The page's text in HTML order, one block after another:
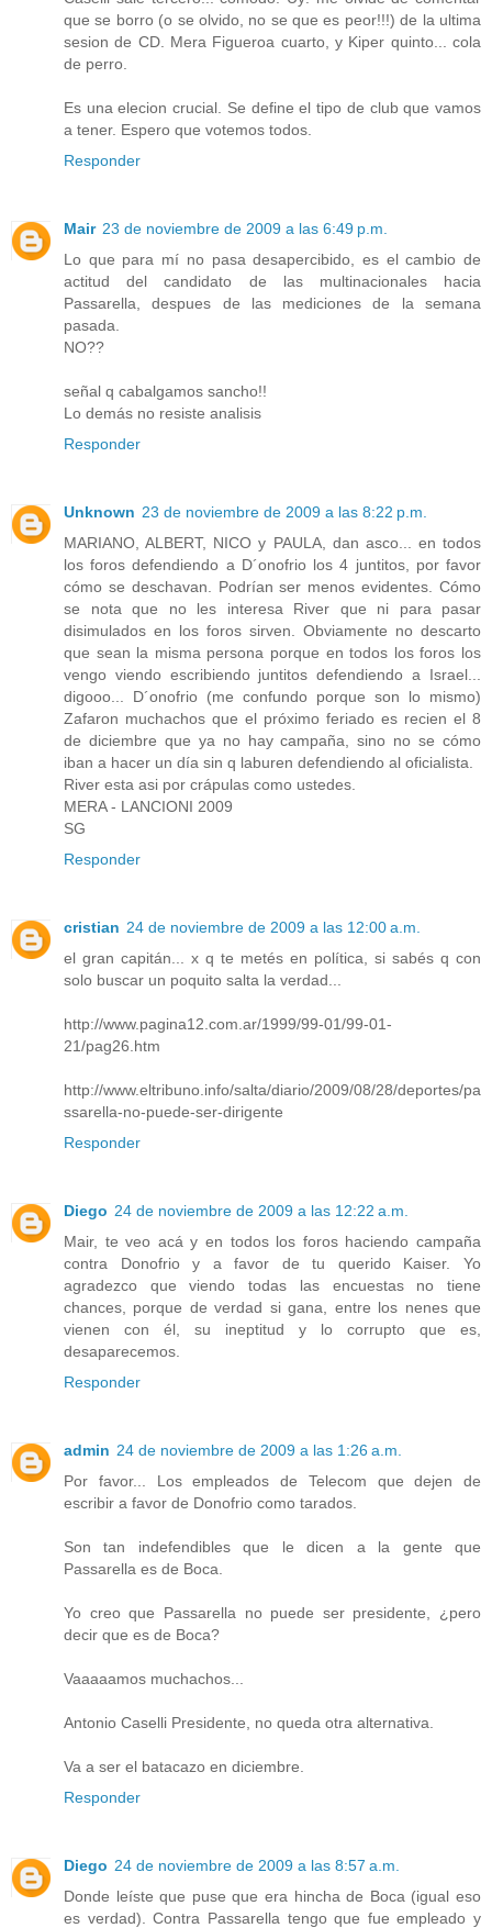
que se borro (o se olvido, no se que es peor!!!) de la ultima
sesion de CD. Mera Figueroa cuarto, y Kiper quinto... cola
de perro.
Es una elecion crucial. Se define el tipo de club que vamos
a tener. Espero que votemos todos.
Responder
Mair 23 de noviembre de 2009 a las 6:49 p.m.
Lo que para mí no pasa desapercibido, es el cambio de
actitud del candidato de las multinacionales hacia
Passarella, despues de las mediciones de la semana
pasada.
NO??
señal q cabalgamos sancho!!
Lo demás no resiste analisis
Responder
Unknown 23 de noviembre de 2009 a las 8:22 p.m.
MARIANO, ALBERT, NICO y PAULA, dan asco... en todos
los foros defendiendo a D´onofrio los 4 juntitos, por favor
cómo se deschavan. Podrían ser menos evidentes. Cómo
se nota que no les interesa River que ni para pasar
disimulados en los foros sirven. Obviamente no descarto
que sean la misma persona porque en todos los foros los
vengo viendo escribiendo juntitos defendiendo a Israel...
digooo... D´onofrio (me confundo porque son lo mismo)
Zafaron muchachos que el próximo feriado es recien el 8
de diciembre que ya no hay campaña, sino no se cómo
iban a hacer un día sin q laburen defendiendo al oficialista.
River esta asi por crápulas como ustedes.
MERA - LANCIONI 2009
SG
Responder
cristian 24 de noviembre de 2009 a las 12:00 a.m.
el gran capitán... x q te metés en política, si sabés q con
solo buscar un poquito salta la verdad...
http://www.pagina12.com.ar/1999/99-01/99-01-
21/pag26.htm
http://www.eltribuno.info/salta/diario/2009/08/28/deportes/pa
ssarella-no-puede-ser-dirigente
Responder
Diego 24 de noviembre de 2009 a las 12:22 a.m.
Mair, te veo acá y en todos los foros haciendo campaña
contra Donofrio y a favor de tu querido Kaiser. Yo
agradezco que viendo todas las encuestas no tiene
chances, porque de verdad si gana, entre los nenes que
vienen con él, su ineptitud y lo corrupto que es,
desaparecemos.
Responder
admin 24 de noviembre de 2009 a las 1:26 a.m.
Por favor... Los empleados de Telecom que dejen de
escribir a favor de Donofrio como tarados.
Son tan indefendibles que le dicen a la gente que
Passarella es de Boca.
Yo creo que Passarella no puede ser presidente, ¿pero
decir que es de Boca?
Vaaaaamos muchachos...
Antonio Caselli Presidente, no queda otra alternativa.
Va a ser el batacazo en diciembre.
Responder
Diego 24 de noviembre de 2009 a las 8:57 a.m.
Donde leíste que puse que era hincha de Boca (igual eso
es verdad). Contra Passarella tengo que fue empleado y